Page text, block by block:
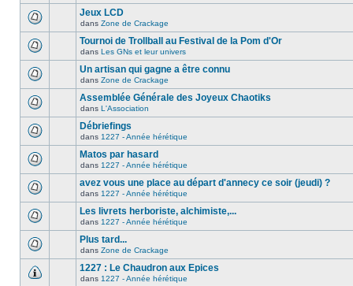
Jeux LCD
dans Zone de Crackage
Tournoi de Trollball au Festival de la Pom d'Or
dans Les GNs et leur univers
Un artisan qui gagne a être connu
dans Zone de Crackage
Assemblée Générale des Joyeux Chaotiks
dans L'Association
Débriefings
dans 1227 - Année hérétique
Matos par hasard
dans 1227 - Année hérétique
avez vous une place au départ d'annecy ce soir (jeudi) ?
dans 1227 - Année hérétique
Les livrets herboriste, alchimiste,...
dans 1227 - Année hérétique
Plus tard...
dans Zone de Crackage
1227 : Le Chaudron aux Epices
dans 1227 - Année hérétique